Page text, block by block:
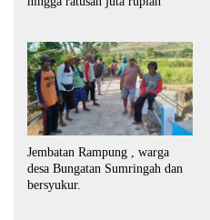
Jembatan Rampung , warga
desa Bungatan Sumringah dan
bersyukur.